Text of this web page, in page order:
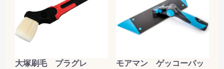
大塚刷毛 プラグレ
モアマン ゲッコーパッ